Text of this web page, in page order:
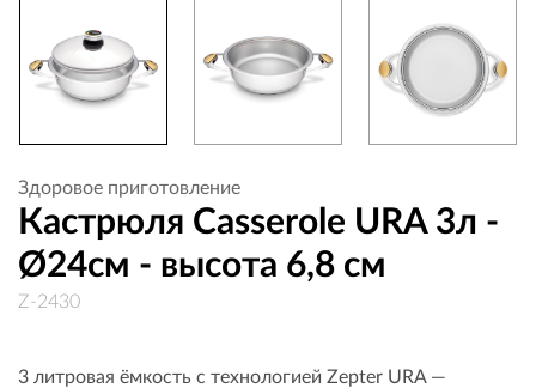
Здоровое приготовление
Кастрюля Casserole URA 3л -
Ø24см - высота 6,8 см
Z-2430
3 литровая ёмкость с технологией Zepter URA —